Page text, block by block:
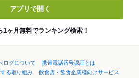
アプリで開く
1ヶ月無料でランキング検索！
ログについて
携帯電話番号認証とは
る取り組み
飲食店・飲食企業様向けサービス